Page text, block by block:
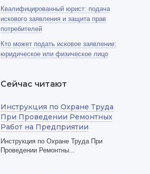
Квалифицированный юрист: подача
искового заявления и защита прав
потребителей
Кто может подать исковое заявление:
юридическое или физическое лицо
Сейчас читают
Инструкция по Охране Труда
При Проведении Ремонтных
Работ на Предприятии
Инструкция по Охране Труда При
Проведении Ремонтны...